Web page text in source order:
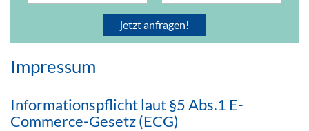
Impressum
Informationspflicht laut §5 Abs.1 E-
Commerce-Gesetz (ECG)